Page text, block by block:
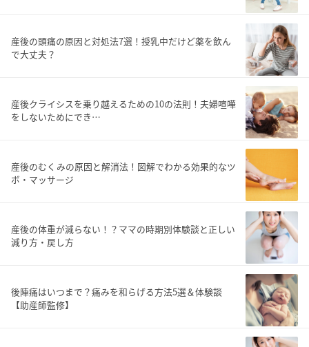
産後の頭痛の原因と対処法7選！授乳中だけど薬を飲ん
で大丈夫？
産後クライシスを乗り越えるための10の法則！夫婦喧嘩
をしないためにでき…
産後のむくみの原因と解消法！図解でわかる効果的なツ
ボ・マッサージ
産後の体重が減らない！？ママの時期別体験談と正しい
減り方・戻し方
後陣痛はいつまで？痛みを和らげる方法5選＆体験談
【助産師監修】